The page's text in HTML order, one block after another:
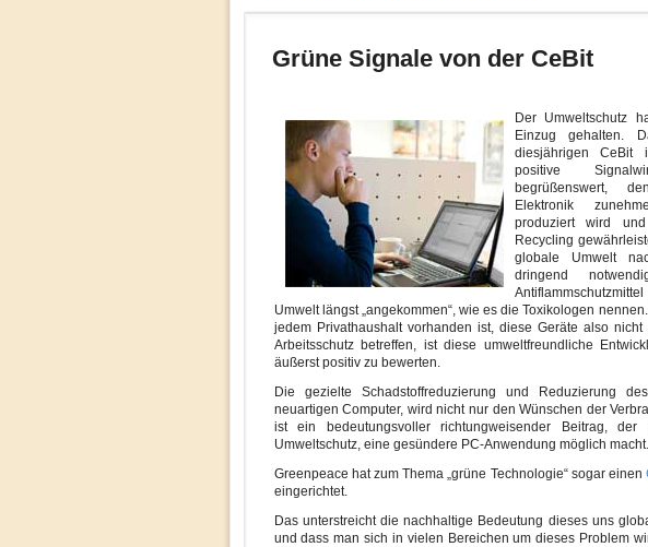
Grüne Signale von der CeBit
Der Umweltschutz
Einzug gehalten.
diesjährigen CeBit
positive
begrüßenswert,
Elektronik
produziert wird
Recycling
globale Umwelt
dringend
Umwelt längst „angekommen“, wie es die Toxikologen
jedem Privathaushalt vorhanden ist, diese Geräte also nicht
Arbeitsschutz betreffen, ist diese umweltfreundliche
äußerst positiv zu bewerten.
Die gezielte Schadstoffreduzierung und Reduzierung
neuartigen Computer, wird nicht nur den Wünschen der
ist ein bedeutungsvoller richtungweisender Beitrag, der
Umweltschutz, eine gesündere PC-Anwendung möglich macht.
Greenpeace hat zum Thema „grüne Technologie“ sogar einen
eingerichtet.
Das unterstreicht die nachhaltige Bedeutung dieses uns
und dass man sich in vielen Bereichen um dieses Problem